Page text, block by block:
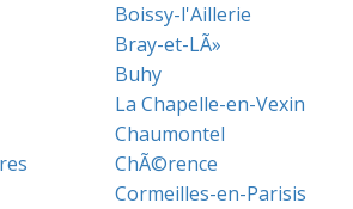
Boissy-l'Aillerie
Bray-et-LÃ»
Buhy
La Chapelle-en-Vexin
Chaumontel
ChÃ©rence
Cormeilles-en-Parisis